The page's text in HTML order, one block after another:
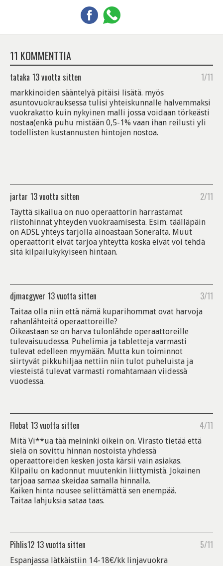
11 KOMMENTTIA
tataka 13 vuotta sitten 1/11
markkinoiden sääntelyä pitäisi lisätä. myös
asuntovuokrauksessa tulisi yhteiskunnalle halvemmaksi
vuokrakatto kuin nykyinen malli jossa voidaan törkeästi
nostaa(enkä puhu mistään 0,5-1% vaan ihan reilusti yli
todellisten kustannusten hintojen nostoa.
jartar 13 vuotta sitten 2/11
Täyttä sikailua on nuo operaattorin harrastamat
riistohinnat yhteyden vuokraamisesta. Esim. täälläpäin
on ADSL yhteys tarjolla ainoastaan Soneralta. Muut
operaattorit eivät tarjoa yhteyttä koska eivät voi tehdä
sitä kilpailukykyiseen hintaan.
djmacgyver 13 vuotta sitten 3/11
Taitaa olla niin että nämä kuparihommat ovat harvoja
rahanlähteitä operaattoreille?
Oikeastaan se on harva tulonlähde operaattoreille
tulevaisuudessa. Puhelimia ja tabletteja varmasti
tulevat edelleen myymään. Mutta kun toiminnot
siirtyvät pikkuhiljaa nettiin niin tulot puheluista ja
viesteistä tulevat varmasti romahtamaan viidessä
vuodessa.
Flobat 13 vuotta sitten 4/11
Mitä Vi**ua tää meininki oikein on. Virasto tietää että
sielä on sovittu hinnan nostoista yhdessä
operaattoreiden kesken josta kärsii vain asiakas.
Kilpailu on kadonnut muutenkin liittymistä. Jokainen
tarjoaa samaa skeidaa samalla hinnalla.
Kaiken hinta nousee selittämättä sen enempää.
Taitaa lahjuksia sataa taas.
Pihlis12 13 vuotta sitten 5/11
Espanjassa lätkäistiin 14-18€/kk linjavuokra